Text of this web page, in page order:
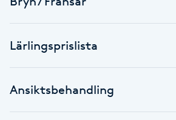
Gellack med förstärkning
Gravidmassage
Gruppträning
Lärlingsprislista
Ansiktsbehandling